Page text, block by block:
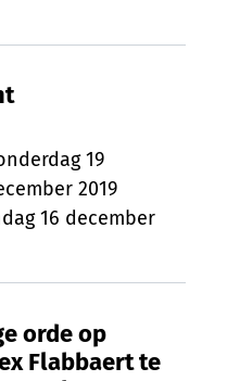
19
2019
16 december
orde op
Flabbaert te